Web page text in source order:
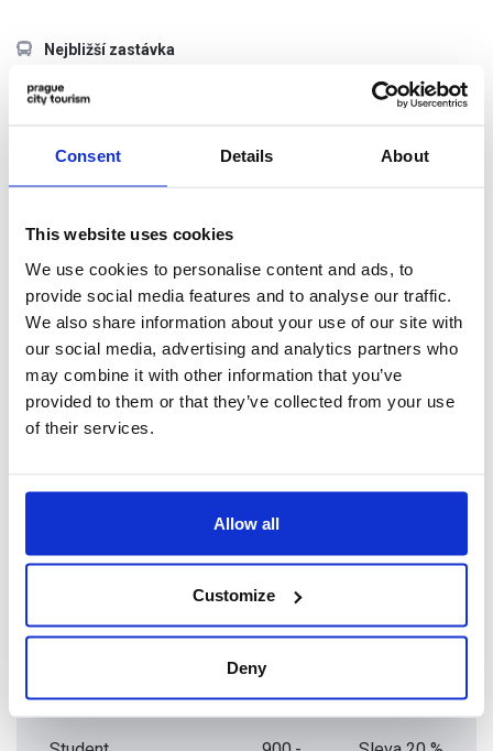
Consent Details About
This website uses cookies
We use cookies to personalise content and ads, to
provide social media features and to analyse our traffic.
We also share information about your use of our site with
our social media, advertising and analytics partners who
may combine it with other information that you’ve
provided to them or that they’ve collected from your use
of their services.
Allow all
Customize
Deny
Nejbližší zastávka
Dle aktuálního programu koncertů
po – pá 10:00 – 18:00
V den koncertu je pokladna otevřena do 19:30.
Pokladna FOK se nachází v přízemí Obecního domu vlevo za
hlavním schodištěm.
(vstupenky budou akceptovány maximálně 30 minut před
začátkem koncertu)
Ceník vstupného
KATEGORIE
BĚŽNÉ
VSTUPNÉ
S PRAGUE
VISITOR PASS
900,-